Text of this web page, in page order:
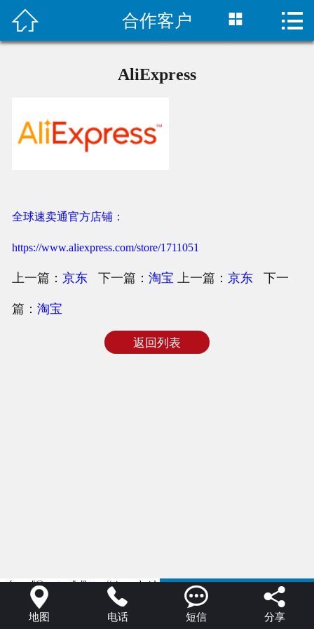
 首页
下载中心
 合作客户  
AliExpress
全球速卖通官方店铺：
https://www.aliexpress.com/store/1711051
上一篇： 京东下一篇： 淘宝 上一篇： 京东下一
篇： 淘宝
返回列表

地图

电话

短信

分享
{ "@context": "https://ziyuan.baidu.com/contexts/cambrian.jsonld",
"@id": "https://www.wixhc.com", "appid": "1617190029839150",
"title": "AliExpress", "images":[ ", "upDate": "" }